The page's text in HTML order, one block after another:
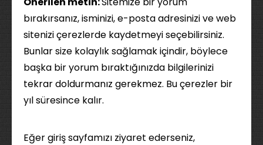
bırakırsanız, isminizi, e-posta adresinizi ve web
sitenizi çerezlerde kaydetmeyi seçebilirsiniz.
Bunlar size kolaylık sağlamak içindir, böylece
başka bir yorum bıraktığınızda bilgilerinizi
tekrar doldurmanız gerekmez. Bu çerezler bir
yıl süresince kalır.
Eğer giriş sayfamızı ziyaret ederseniz,